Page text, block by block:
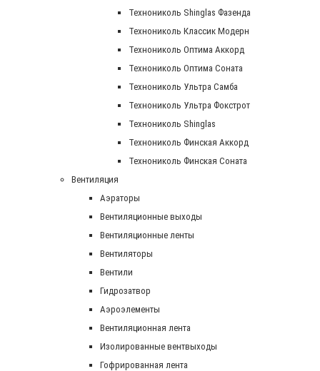
Технониколь Shinglas Фазенда
Технониколь Классик Модерн
Технониколь Оптима Аккорд
Технониколь Оптима Соната
Технониколь Ультра Самба
Технониколь Ультра Фокстрот
Технониколь Shinglas
Технониколь Финская Аккорд
Технониколь Финская Соната
Вентиляция
Аэраторы
Вентиляционные выходы
Вентиляционные ленты
Вентиляторы
Вентили
Гидрозатвор
Аэроэлементы
Вентиляционная лента
Изолированные вентвыходы
Гофрированная лента